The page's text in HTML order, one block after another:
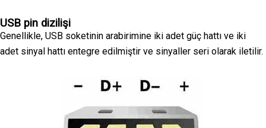
USB pin dizilişi
Genellikle, USB soketinin arabirimine iki adet güç hattı ve iki
adet sinyal hattı entegre edilmiştir ve sinyaller seri olarak iletilir.